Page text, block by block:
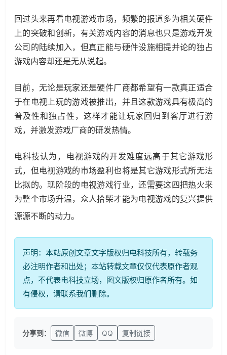
回过头来再看电视游戏市场，频繁的报道多为相关硬件
上的突破和创新，有关游戏内容的消息也只是游戏开发
公司的陆续加入，但真正能与硬件设施相提并论的独占
游戏内容却还是无从说起。
目前，无论是玩家还是硬件厂商都希望有一款真正适合
于在电视上玩的游戏被推出，并且这款游戏具有极高的
普及性和独占性，这样才能让玩家回归到客厅进行游
戏，并激发游戏厂商的研发热情。
电科技认为，电视游戏的开发难度远高于其它游戏形
式，但电视游戏的市场盈利也将是其它游戏形式所无法
比拟的。现阶段的电视游戏行业，还需要这四把热火来
为整个市场升温，众人拾柴才能为电视游戏的复兴提供
源源不断的动力。
声明：本站原创文章文字版权归电科技所有，转载务
必注明作者和出处；本站转载文章仅仅代表原作者观
点，不代表电科技立场，图文版权归原作者所有。如
有侵权，请联系我们删除。
分享到： 微信 微博 QQ 复制链接